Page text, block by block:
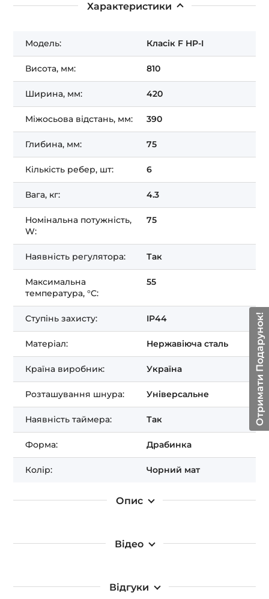
Опис
Характеристики
Модель: Класік F HP-I
Висота, мм: 810
Ширина, мм: 420
Міжосьова відстань, мм: 390
Глибина, мм: 75
Кількість ребер, шт: 6
Вага, кг: 4.3
Номінальна потужність,
W:
75
Наявність регулятора: Так
Максимальна
температура, °C:
55
Ступінь захисту: IP44
Матеріал: Нержавіюча сталь
Країна виробник: Україна
Розташування шнура: Універсальне
Наявність таймера: Так
Форма: Драбинка
Колір: Чорний мат
Відео
Відгуки
Отримати Подарунок!